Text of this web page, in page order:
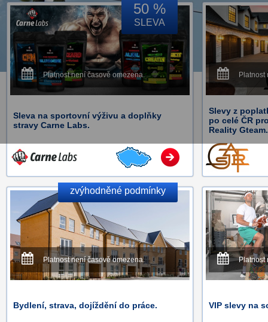
50 %
SLEVA
Platnost není časově omezena.
Sleva na sportovní výživu a doplňky
stravy Carne Labs.
Platnost
Slevy z
po celé ČR
Reality Gteam.
zvýhodněné podmínky
Platnost není časově omezena.
Bydlení, strava, dojíždění do práce.
Platnost
VIP slevy na